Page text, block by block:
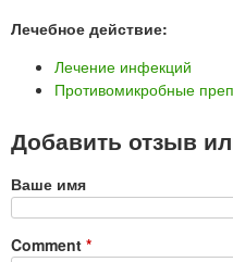
Лечебное действие:
Лечение инфекций
Противомикробные
Добавить отзыв
Ваше имя
Comment *